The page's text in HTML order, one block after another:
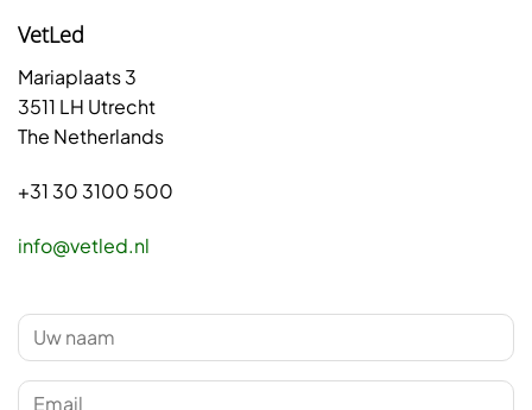
VetLed
Mariaplaats 3
3511 LH Utrecht
The Netherlands
+31 30 3100 500
info@vetled.nl